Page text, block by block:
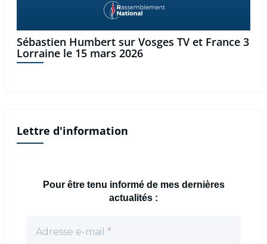
Sébastien Humbert sur Vosges TV et France 3
Lorraine le 15 mars 2026
Lettre d'information
Pour être tenu informé de mes dernières
actualités :